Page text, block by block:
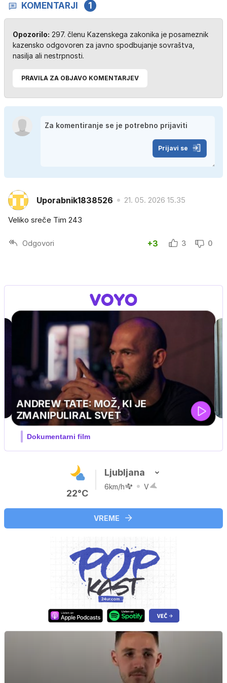
KOMENTARJI 1
Opozorilo: 297. členu Kazenskega zakonika je posameznik
kazensko odgovoren za javno spodbujanje sovraštva,
nasilja ali nestrpnosti.
PRAVILA ZA OBJAVO KOMENTARJEV
Prijavi se
Uporabnik1838526 21. 05. 2026 15.35
Veliko sreče Tim 243
Odgovori +3 3 0
22°C
Ljubljana
6km/h V
VREME